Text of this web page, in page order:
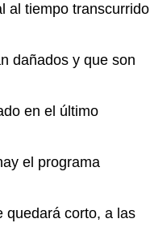
al tiempo transcurrido
dañados y que son
en el último
el programa
quedará corto, a las